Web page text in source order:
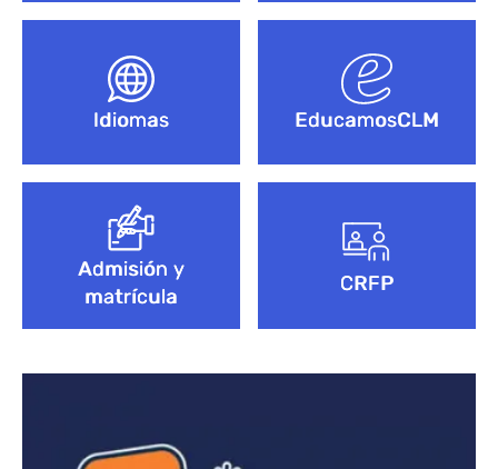
Idiomas EducamosCLM
Admisión y
matrícula
CRFP